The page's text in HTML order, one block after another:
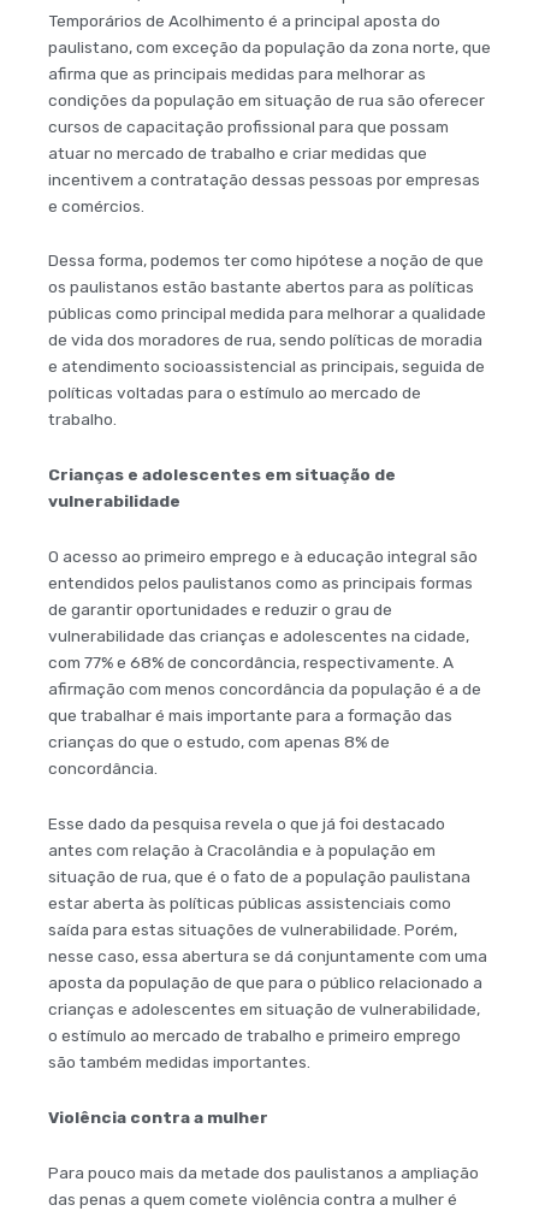
Temporários de Acolhimento é a principal aposta do
paulistano, com exceção da população da zona norte, que
afirma que as principais medidas para melhorar as
condições da população em situação de rua são oferecer
cursos de capacitação profissional para que possam
atuar no mercado de trabalho e criar medidas que
incentivem a contratação dessas pessoas por empresas
e comércios.
Dessa forma, podemos ter como hipótese a noção de que
os paulistanos estão bastante abertos para as políticas
públicas como principal medida para melhorar a qualidade
de vida dos moradores de rua, sendo políticas de moradia
e atendimento socioassistencial as principais, seguida de
políticas voltadas para o estímulo ao mercado de
trabalho.
Crianças e adolescentes em situação de
vulnerabilidade
O acesso ao primeiro emprego e à educação integral são
entendidos pelos paulistanos como as principais formas
de garantir oportunidades e reduzir o grau de
vulnerabilidade das crianças e adolescentes na cidade,
com 77% e 68% de concordância, respectivamente. A
afirmação com menos concordância da população é a de
que trabalhar é mais importante para a formação das
crianças do que o estudo, com apenas 8% de
concordância.
Esse dado da pesquisa revela o que já foi destacado
antes com relação à Cracolândia e à população em
situação de rua, que é o fato de a população paulistana
estar aberta às políticas públicas assistenciais como
saída para estas situações de vulnerabilidade. Porém,
nesse caso, essa abertura se dá conjuntamente com uma
aposta da população de que para o público relacionado a
crianças e adolescentes em situação de vulnerabilidade,
o estímulo ao mercado de trabalho e primeiro emprego
são também medidas importantes.
Violência contra a mulher
Para pouco mais da metade dos paulistanos a ampliação
das penas a quem comete violência contra a mulher é